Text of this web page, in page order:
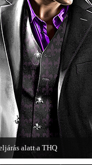
alatt a THQ